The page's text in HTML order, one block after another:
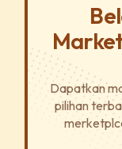
Dapatkan
pilihan